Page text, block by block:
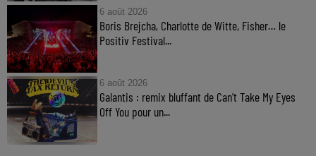
6 août 2026
Boris Brejcha, Charlotte de Witte, Fisher… le
Positiv Festival...
6 août 2026
Galantis : remix bluffant de Can’t Take My Eyes
Off You pour un...